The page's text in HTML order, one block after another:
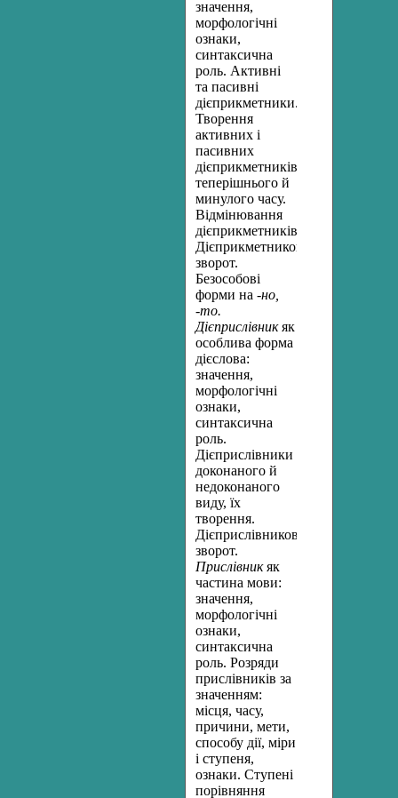
значення,
морфологічні
ознаки,
синтаксична
роль. Активні
та пасивні
дієприкметники.
Творення
активних і
пасивних
дієприкметників
теперішнього й
минулого часу.
Відмінювання
дієприкметників.
Дієприкметниковий
зворот.
Безособові
форми на -но,
-то.
Дієприслівникяк
особлива форма
дієслова:
значення,
морфологічні
ознаки,
синтаксична
роль.
Дієприслівники
доконаного й
недоконаного
виду, їх
творення.
Дієприслівниковий
зворот.
Прислівникяк
частина мови:
значення,
морфологічні
ознаки,
синтаксична
роль. Розряди
прислівників за
значенням:
місця, часу,
причини, мети,
способу дії, міри
і ступе­ня,
ознаки. Ступені
порівняння